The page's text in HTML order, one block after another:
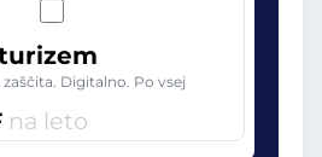
zaščita. Digitalno. Po vsej
na leto